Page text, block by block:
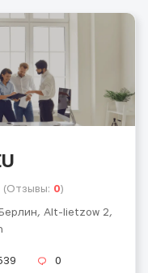
(Отзывы: 0)
Alt-lietzow 2,
0